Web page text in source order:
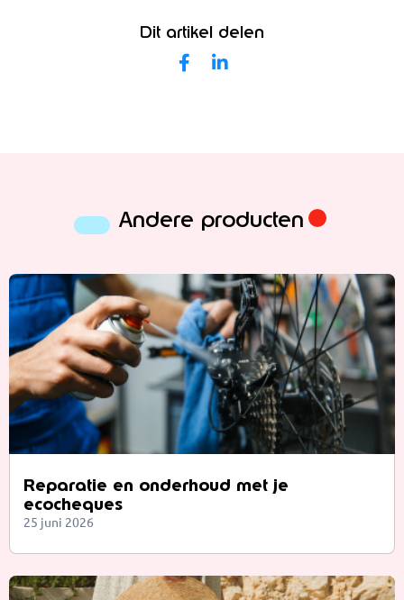
Dit artikel delen
Andere producten
Reparatie en onderhoud met je
ecocheques
25 juni 2026